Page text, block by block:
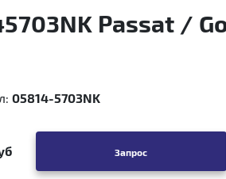
Passat /
05814-5703NK
Запрос